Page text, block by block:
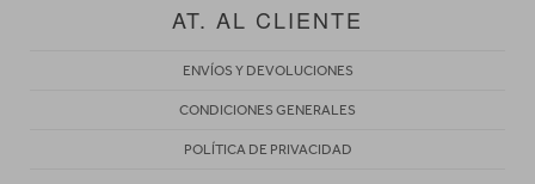
AT. AL CLIENTE
ENVÍOS Y DEVOLUCIONES
CONDICIONES GENERALES
POLÍTICA DE PRIVACIDAD